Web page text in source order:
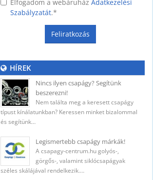
Elfogadom a webáruház Adatkezelési
Szabályzatát.*
Feliratkozás
HÍREK
Nincs ilyen csapágy? Segítünk
beszerezni!
Nem találta meg a keresett csapágy
típust kínálatunkban? Keressen minket bizalommal
és segítünk…
Legismertebb csapágy márkák!
A csapagy-centrum.hu golyós-,
görgős-, valamint siklócsapágyak
széles skálájával rendelkezik.…